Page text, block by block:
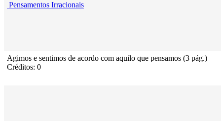
Pensamentos Irracionais
Agimos e sentimos de acordo com aquilo que pensamos (3 pág.)
Créditos: 0